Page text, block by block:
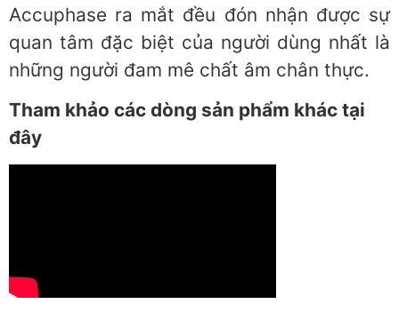
Accuphase ra mắt đều đón nhận được sự
quan tâm đặc biệt của người dùng nhất là
những người đam mê chất âm chân thực.
Tham khảo các dòng sản phẩm khác tại
đây